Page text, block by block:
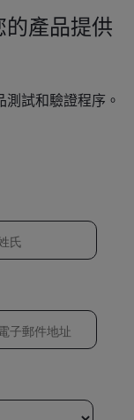
產品提供
試和驗證程序。